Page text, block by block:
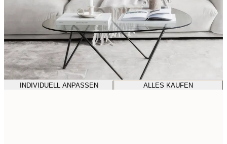
INDIVIDUELL ANPASSEN ALLES KAUFEN